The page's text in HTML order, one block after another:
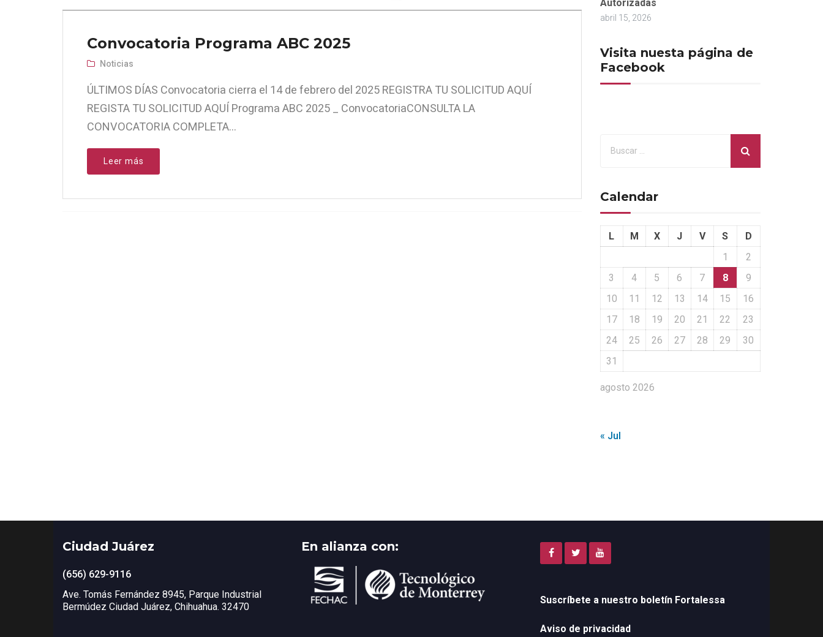
Convocatoria Programa ABC 2025
Noticias
ÚLTIMOS DÍAS Convocatoria cierra el 14 de febrero del 2025 REGISTRA TU SOLICITUD AQUÍ
REGISTA TU SOLICITUD AQUÍ Programa ABC 2025 _ ConvocatoriaCONSULTA LA
CONVOCATORIA COMPLETA...
Leer más
Autorizadas
abril 15, 2026
Visita nuesta página de
Facebook
Calendar
agosto 2026
L M X J V S
D
1
2
3
4 5 6 7 8
9
10
11 12 13 14 15
16
17
18 19 20 21 22
23
24
25 26 27 28 29
30
31
« Jul
Ciudad Juárez
(656) 629-9116
Ave. Tomás Fernández 8945, Parque Industrial
Bermúdez Ciudad Juárez, Chihuahua. 32470
En alianza con:
Suscríbete a nuestro boletín Fortalessa
Aviso de privacidad